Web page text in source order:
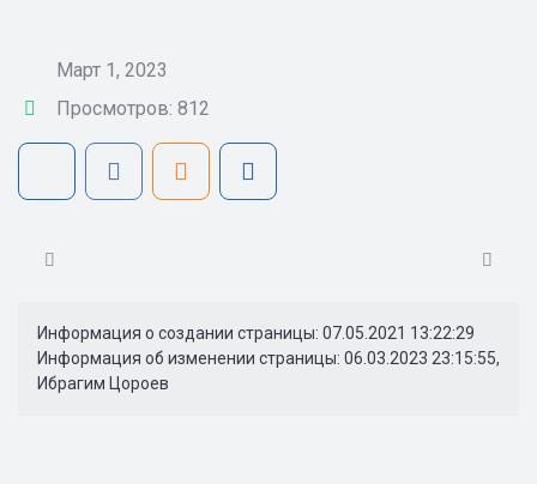
Март 1, 2023
Просмотров: 812
Информация о создании страницы: 07.05.2021 13:22:29
Информация об изменении страницы: 06.03.2023 23:15:55,
Ибрагим Цороев